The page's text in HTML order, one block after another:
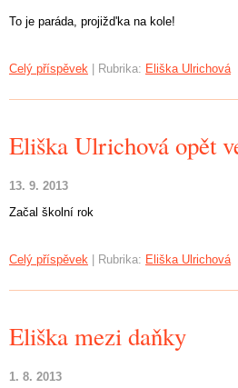
To je paráda, projižd'ka na kole!
Celý příspěvek Rubrika: Eliška Ulrichová
Eliška Ulrichová opět
13. 9. 2013
Začal školní rok
Celý příspěvek Rubrika: Eliška Ulrichová
Eliška mezi daňky
1. 8. 2013